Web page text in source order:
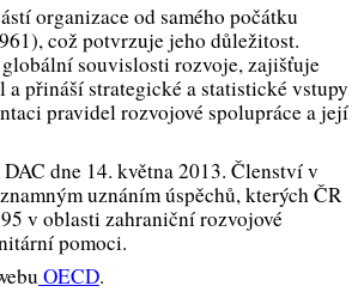
organizace od samého počátku
což potvrzuje jeho důležitost.
souvislosti rozvoje, zajišťuje
a přináší strategické a statistické vstupy
pravidel rozvojové spolupráce a její
dne 14. května 2013. Členství v
uznáním úspěchů, kterých ČR
v oblasti zahraniční rozvojové
pomoci.
OECD.